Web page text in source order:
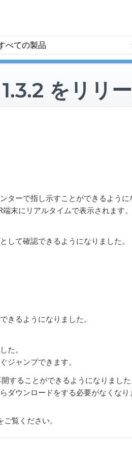
をリリ
ターで指し示すことができるように
末にリアルタイムで表示されます
して確認できるようになりました。
きるようになりました。
た。
ジャンプできます。
することができるようになりました
ダウンロードをする必要がなくなり
ご覧ください。